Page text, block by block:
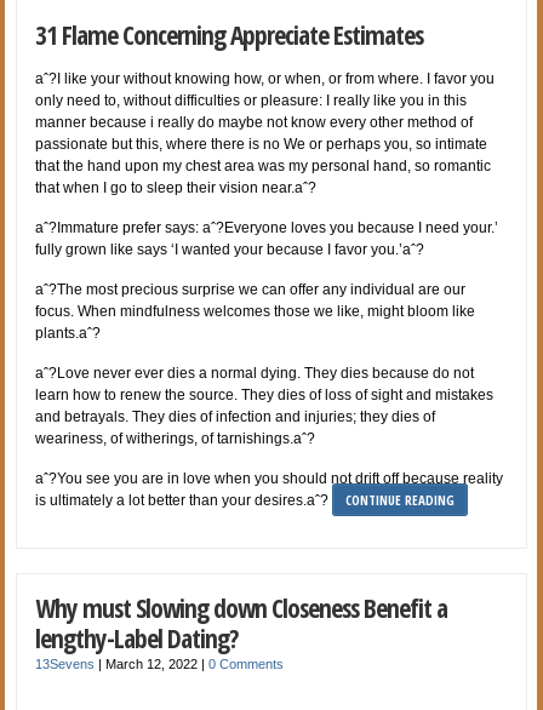
31 Flame Concerning Appreciate Estimates
aˆ?I like your without knowing how, or when, or from where. I favor you
only need to, without difficulties or pleasure: I really like you in this
manner because i really do maybe not know every other method of
passionate but this, where there is no We or perhaps you, so intimate
that the hand upon my chest area was my personal hand, so romantic
that when I go to sleep their vision near.aˆ?
aˆ?Immature prefer says: aˆ?Everyone loves you because I need your.’
fully grown like says ‘I wanted your because I favor you.’aˆ?
aˆ?The most precious surprise we can offer any individual are our
focus. When mindfulness welcomes those we like, might bloom like
plants.aˆ?
aˆ?Love never ever dies a normal dying. They dies because do not
learn how to renew the source. They dies of loss of sight and mistakes
and betrayals. They dies of infection and injuries; they dies of
weariness, of witherings, of tarnishings.aˆ?
aˆ?You see you are in love when you should not drift off because reality
is ultimately a lot better than your desires.aˆ?
CONTINUE READING
Why must Slowing down Closeness Benefit a
lengthy-Label Dating?
13Sevens |March 12, 2022 |0 Comments